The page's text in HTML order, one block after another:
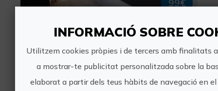
99€
València, VALÈNCIA
1 valoracions
De Tapes amb el meu Gos
INFORMACIÓ SOBRE
Utilitzem cookies pròpies i de tercers amb finalitats
a mostrar-te publicitat personalitzada sobre la
elaborat a partir dels teus hàbits de navegació en